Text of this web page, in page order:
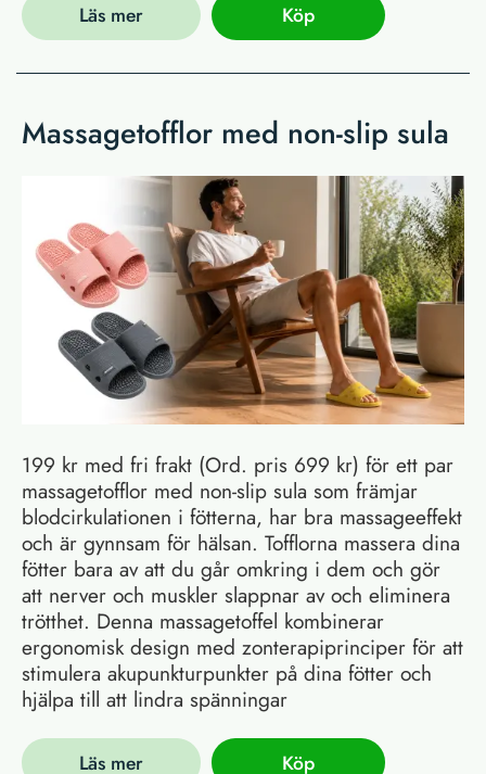
Läs mer Köp
Massagetofflor med non-slip sula
199 kr med fri frakt (Ord. pris 699 kr) för ett par
massagetofflor med non-slip sula som främjar
blodcirkulationen i fötterna, har bra massageeffekt
och är gynnsam för hälsan. Tofflorna massera dina
fötter bara av att du går omkring i dem och gör
att nerver och muskler slappnar av och eliminera
trötthet. Denna massagetoffel kombinerar
ergonomisk design med zonterapiprinciper för att
stimulera akupunkturpunkter på dina fötter och
hjälpa till att lindra spänningar
Läs mer Köp